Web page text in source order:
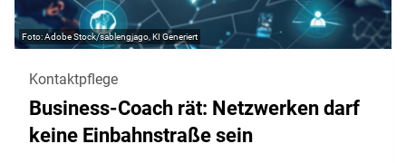
Adobe Stock/sablengjago, KI Generiert
Kontaktpflege
Business-Coach rät: Netzwerken darf
keine Einbahnstraße sein